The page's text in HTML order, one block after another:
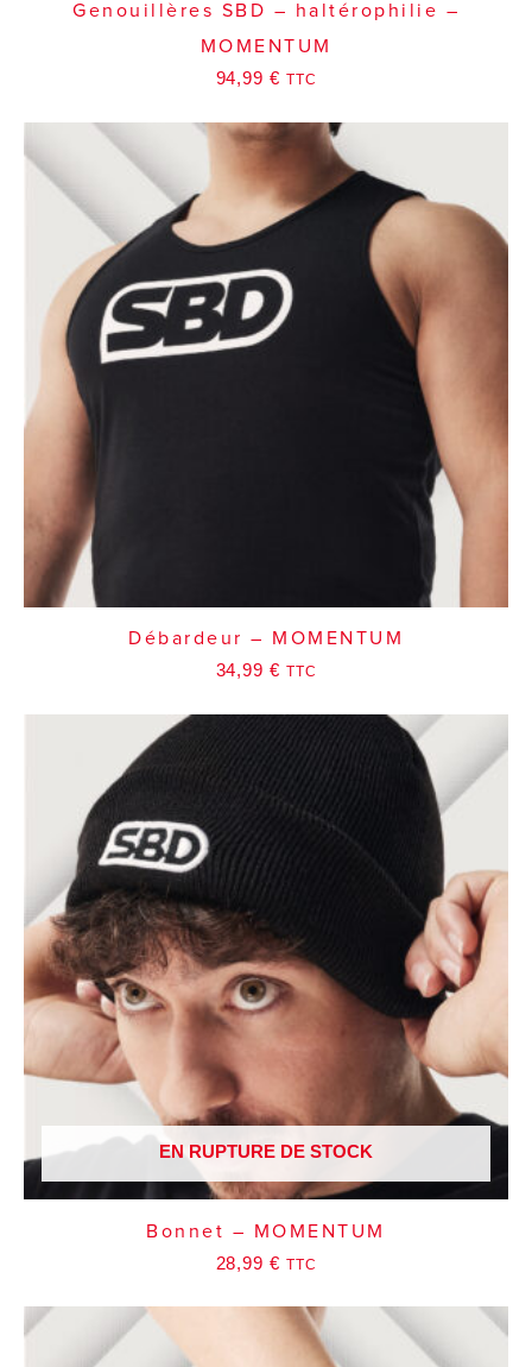
Genouillères SBD – haltérophilie –
MOMENTUM
94,99 € TTC
Débardeur – MOMENTUM
34,99 € TTC
EN RUPTURE DE STOCK
Bonnet – MOMENTUM
28,99 € TTC